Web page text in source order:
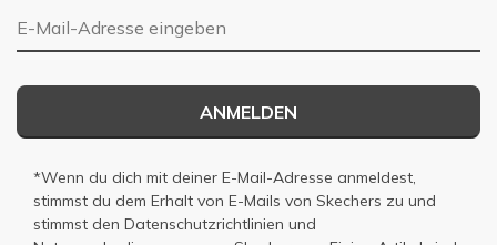
E-Mail-Adresse
ANMELDEN
*Wenn du dich mit deiner E-Mail-Adresse anmeldest,
stimmst du dem Erhalt von E-Mails von Skechers zu und
stimmst den Datenschutzrichtlinien und